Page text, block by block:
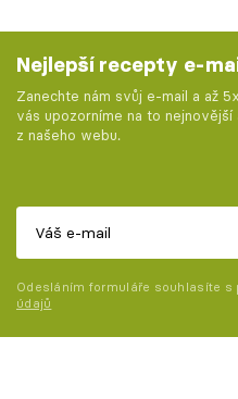
Nejlepší recepty e-
Zanechte nám svůj e-mail a až
vás upozorníme na to nejnovější
z našeho webu.
Odesláním formuláře souhlasíte s
údajů